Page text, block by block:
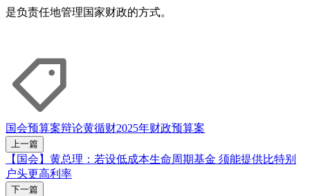
是负责任地管理国家财政的方式。
国会预算案辩论黄循财2025年财政预算案
上一篇
【国会】黄总理：若设低成本生命周期基金 须能提供比特别
户头更高利率
下一篇